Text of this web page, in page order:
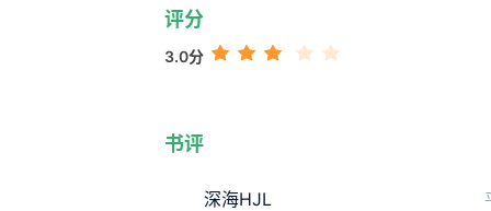
评分
3.0分
书评
深海HJL